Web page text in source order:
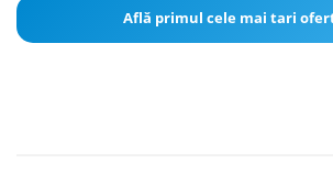
Află primul cele mai tari